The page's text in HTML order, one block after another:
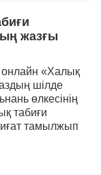
жазғы
«Халық
шілде
өлкесінің
табиғи
тамылжып